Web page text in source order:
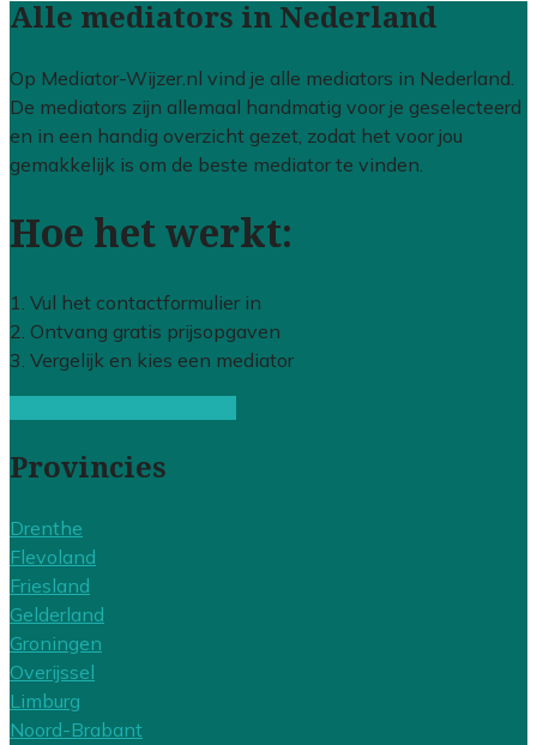
Alle mediators in Nederland
Op Mediator-Wijzer.nl vind je alle mediators in Nederland.
De mediators zijn allemaal handmatig voor je geselecteerd
en in een handig overzicht gezet, zodat het voor jou
gemakkelijk is om de beste mediator te vinden.
Hoe het werkt:
1. Vul het contactformulier in
2. Ontvang gratis prijsopgaven
3. Vergelijk en kies een mediator
Provincies
Drenthe
Flevoland
Friesland
Gelderland
Groningen
Overijssel
Limburg
Noord-Brabant